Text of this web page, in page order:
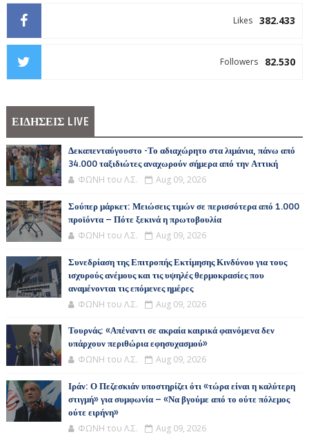
382.433
Likes
82.530
Followers
ΕΙΔΗΣΕΙΣ LIVE
Δεκαπενταύγουστο -Το αδιαχώρητο στα λιμάνια, πάνω από
34.000 ταξιδιώτες αναχωρούν σήμερα από την Αττική
ΦΩΝΗ του Λ.Σ. Aug 09, 2026
Σούπερ μάρκετ: Μειώσεις τιμών σε περισσότερα από 1.000
προϊόντα – Πότε ξεκινά η πρωτοβουλία
ΦΩΝΗ του Λ.Σ. Aug 09, 2026
Συνεδρίαση της Επιτροπής Εκτίμησης Κινδύνου για τους
ισχυρούς ανέμους και τις υψηλές θερμοκρασίες που
αναμένονται τις επόμενες ημέρες
ΦΩΝΗ του Λ.Σ. Aug 09, 2026
Τουρνάς: «Απέναντι σε ακραία καιρικά φαινόμενα δεν
υπάρχουν περιθώρια εφησυχασμού»
ΦΩΝΗ του Λ.Σ. Aug 09, 2026
Ιράν: Ο Πεζεσκιάν υποστηρίζει ότι «τώρα είναι η καλύτερη
στιγμή» για συμφωνία – «Να βγούμε από το ούτε πόλεμος
ούτε ειρήνη»
ΦΩΝΗ του Λ.Σ. Aug 09, 2026